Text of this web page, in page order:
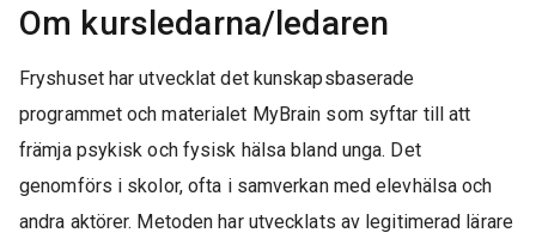
Om kursledarna/ledaren
Fryshuset har utvecklat det kunskapsbaserade
programmet och materialet MyBrain som syftar till att
främja psykisk och fysisk hälsa bland unga. Det
genomförs i skolor, ofta i samverkan med elevhälsa och
andra aktörer. Metoden har utvecklats av legitimerad lärare